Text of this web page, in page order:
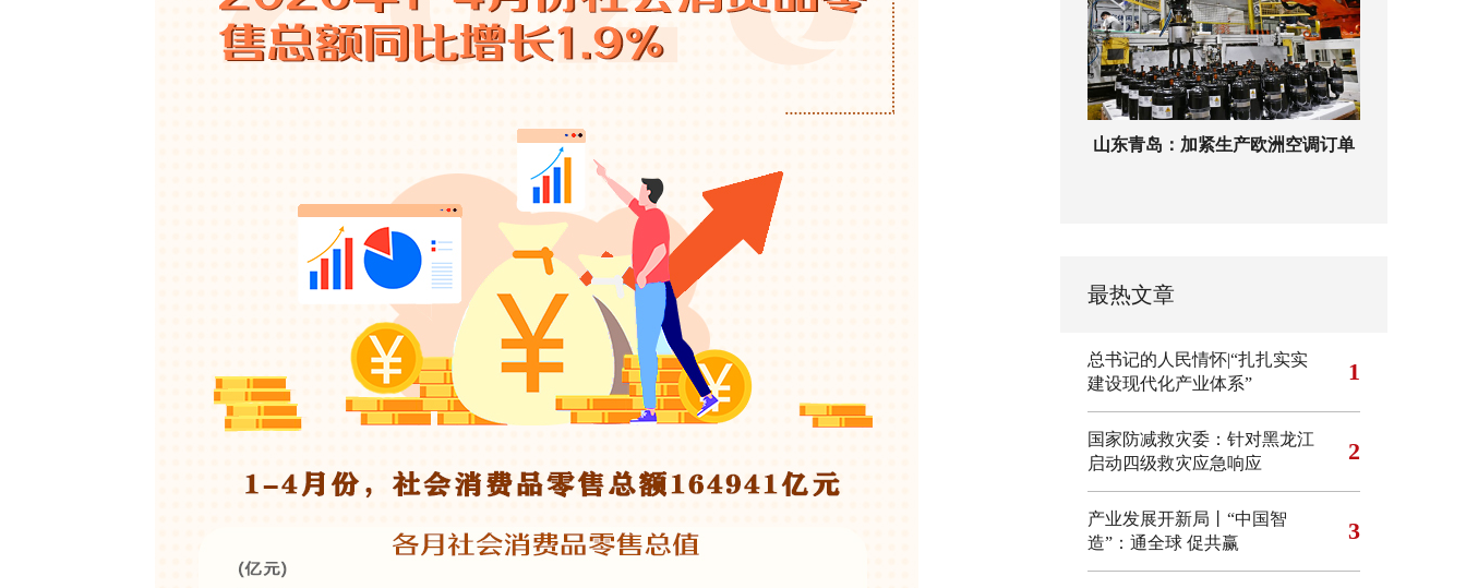
山东青岛：加紧生产欧洲空调订单
最热文章
总书记的人民情怀|“扎扎实实
建设现代化产业体系”
1
国家防减救灾委：针对黑龙江
启动四级救灾应急响应
2
产业发展开新局丨“中国智
造”：通全球 促共赢
3